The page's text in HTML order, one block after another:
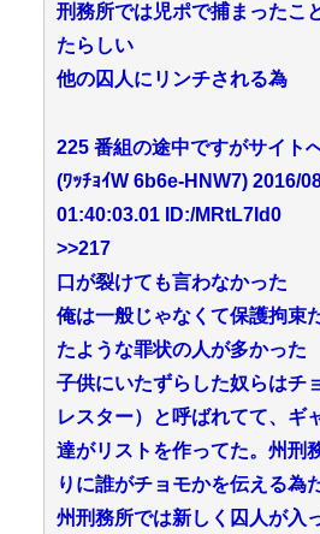
刑務所では児ポで捕まったこ
たらしい
他の囚人にリンチされる為
225 番組の途中ですがサイト
(ﾜｯﾁｮｲW 6b6e-HNW7) 2016/
01:40:03.01 ID:/MRtL7Id0
>>217
口が裂けても言わなかった
俺は一般じゃなくて保護拘束
たような罪状の人が多かった
子供にいたずらした奴らはチ
レスター）と呼ばれてて、ギ
達がリストを作ってた。州刑
りに誰がチョモかを伝える為
州刑務所では新しく囚人が入